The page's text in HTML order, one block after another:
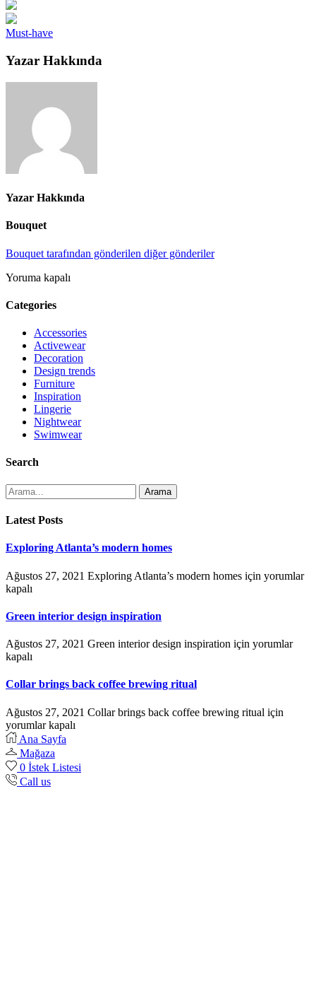
Must-have
Yazar Hakkında
Yazar Hakkında
Bouquet
Bouquet tarafından gönderilen diğer gönderiler
Yoruma kapalı
Categories
Accessories
Activewear
Decoration
Design trends
Furniture
Inspiration
Lingerie
Nightwear
Swimwear
Search
Arama
Latest Posts
Exploring Atlanta’s modern homes
Ağustos 27, 2021 Exploring Atlanta’s modern homes için yorumlar
kapalı
Green interior design inspiration
Ağustos 27, 2021 Green interior design inspiration için yorumlar
kapalı
Collar brings back coffee brewing ritual
Ağustos 27, 2021 Collar brings back coffee brewing ritual için
yorumlar kapalı
Ana Sayfa
Mağaza
0 İstek Listesi
Call us